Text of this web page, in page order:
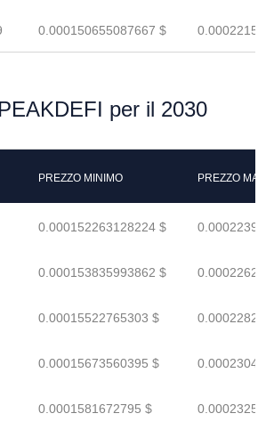
0.000150655087667 $
per il 2030
PREZZO MINIMO PREZZO
0.000152263128224 $
0.000153835993862 $
0.00015522765303 $
0.00015673560395 $
0.0001581672795 $